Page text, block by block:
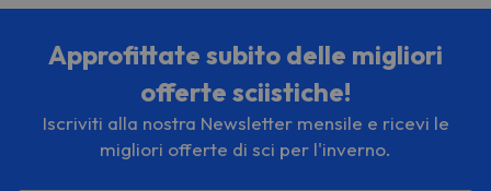
Approfittate subito delle migliori
offerte sciistiche!
Iscriviti alla nostra Newsletter mensile e ricevi le
migliori offerte di sci per l'inverno.